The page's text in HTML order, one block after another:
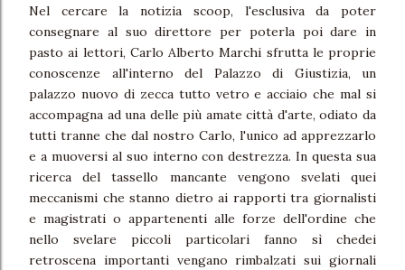
Nel cercare la notizia scoop, l'esclusiva da poter
consegnare al suo direttore per poterla poi dare in
pasto ai lettori, Carlo Alberto Marchi sfrutta le proprie
conoscenze all'interno del Palazzo di Giustizia, un
palazzo nuovo di zecca tutto vetro e acciaio che mal si
accompagna ad una delle più amate città d'arte, odiato da
tutti tranne che dal nostro Carlo, l'unico ad apprezzarlo
e a muoversi al suo interno con destrezza. In questa sua
ricerca del tassello mancante vengono svelati quei
meccanismi che stanno dietro ai rapporti tra giornalisti
e magistrati o appartenenti alle forze dell'ordine che
nello svelare piccoli particolari fanno sì chedei
retroscena importanti vengano rimbalzati sui giornali